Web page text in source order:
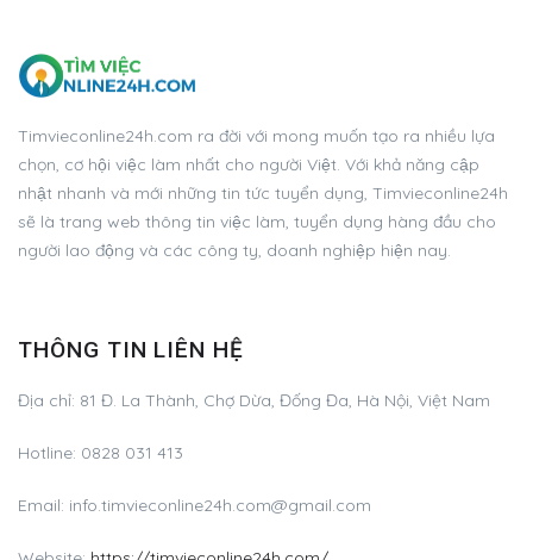
Timvieconline24h.com ra đời với mong muốn tạo ra nhiều lựa
chọn, cơ hội việc làm nhất cho người Việt. Với khả năng cập
nhật nhanh và mới những tin tức tuyển dụng, Timvieconline24h
sẽ là trang web thông tin việc làm, tuyển dụng hàng đầu cho
người lao động và các công ty, doanh nghiệp hiện nay.
THÔNG TIN LIÊN HỆ
Địa chỉ: 81 Đ. La Thành, Chợ Dừa, Đống Đa, Hà Nội, Việt Nam
Hotline: 0828 031 413
Email: info.timvieconline24h.com@gmail.com